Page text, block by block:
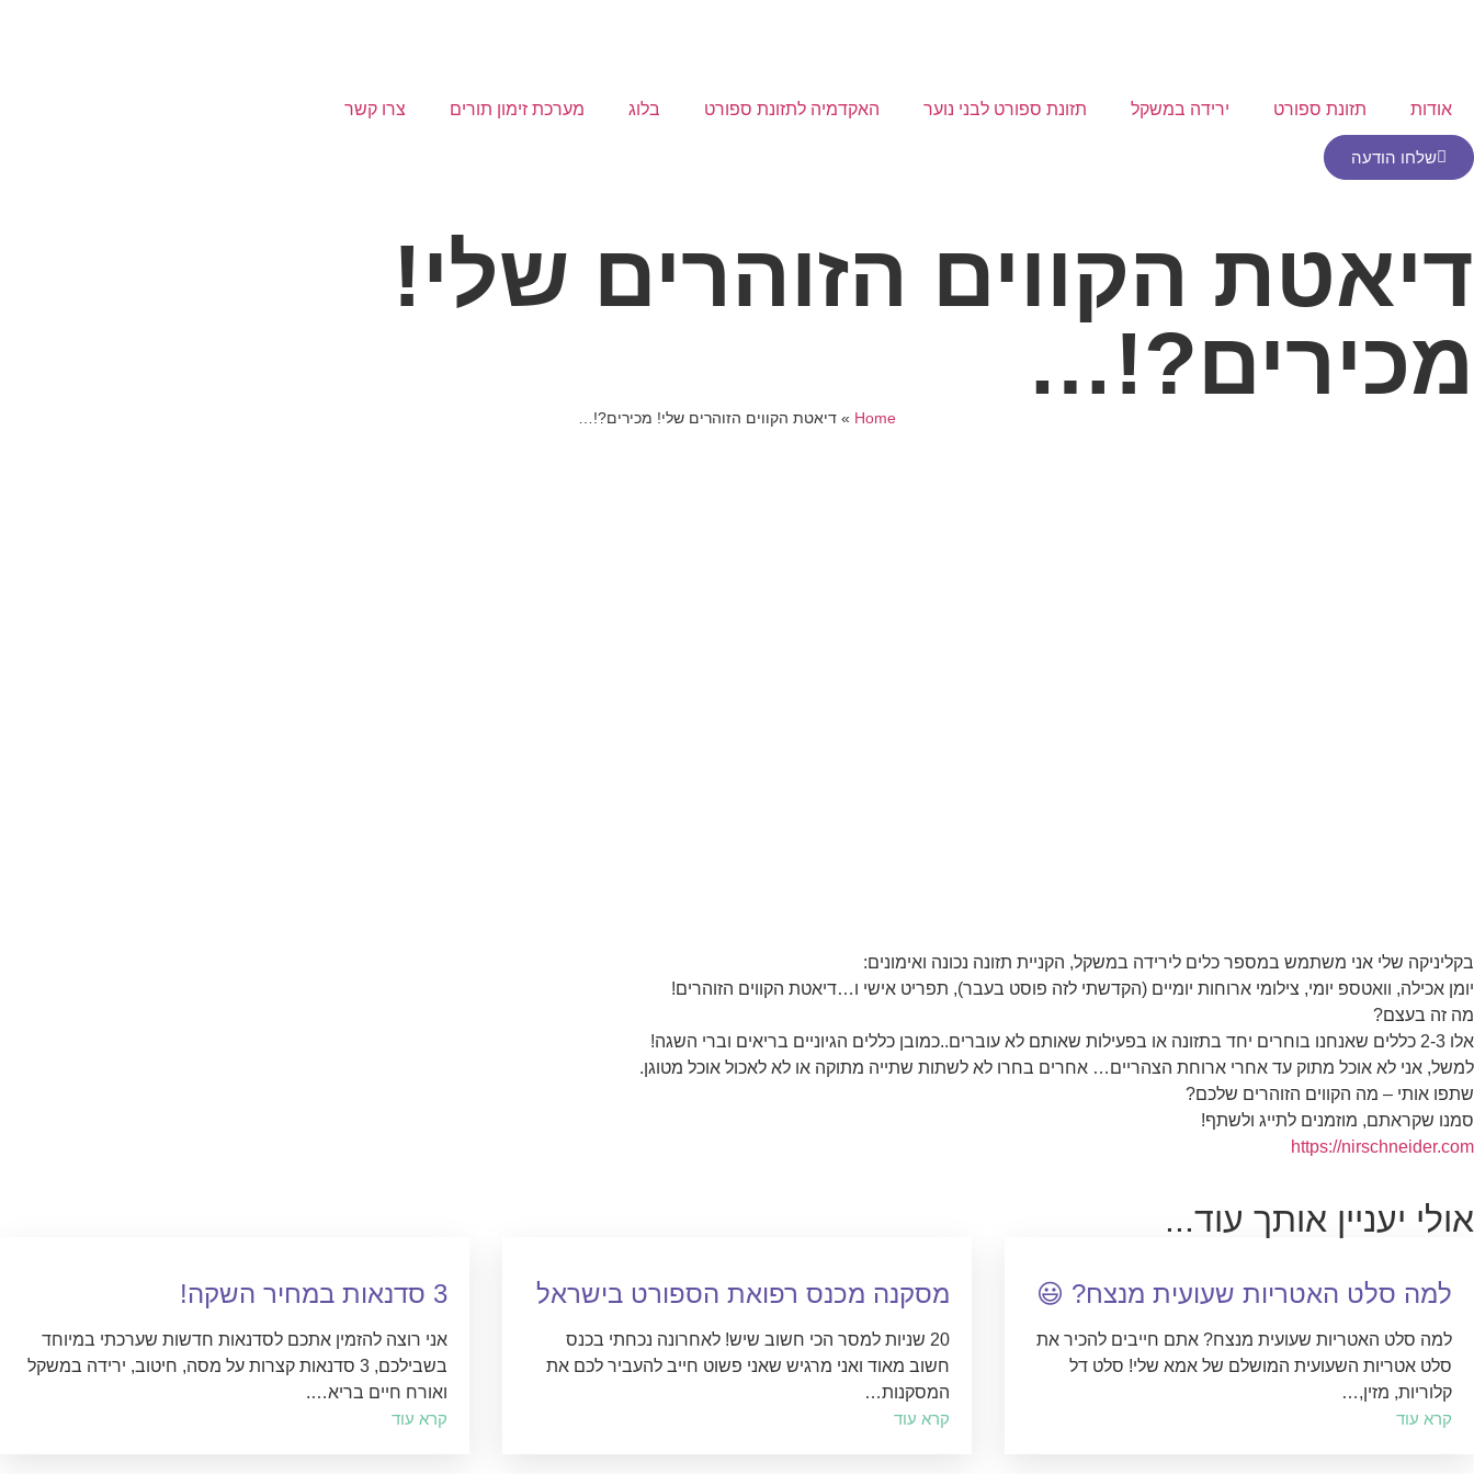
אודות תזונת ספורט ירידה במשקל תזונת ספורט לבני נוער האקדמיה לתזונת ספורט בלוג מערכת זימון תורים צרו קשר
שלחו הודעה
דיאטת הקווים הזוהרים שלי!
מכירים?!…
Home
» דיאטת הקווים הזוהרים שלי! מכירים?!…
בקליניקה שלי אני משתמש במספר כלים לירידה במשקל, הקניית תזונה נכונה ואימונים:
יומן אכילה, וואטספ יומי, צילומי ארוחות יומיים (הקדשתי לזה פוסט בעבר), תפריט אישי ו…דיאטת הקווים הזוהרים!
מה זה בעצם?
אלו 2-3 כללים שאנחנו בוחרים יחד בתזונה או בפעילות שאותם לא עוברים..כמובן כללים הגיוניים בריאים וברי השגה!
למשל, אני לא אוכל מתוק עד אחרי ארוחת הצהריים… אחרים בחרו לא לשתות שתייה מתוקה או לא לאכול אוכל מטוגן.
שתפו אותי – מה הקווים הזוהרים שלכם?
סמנו שקראתם, מוזמנים לתייג ולשתף!
https://nirschneider.com
אולי יעניין אותך עוד...
למה סלט האטריות שעועית מנצח? 😃
למה סלט האטריות שעועית מנצח? אתם חייבים להכיר את
סלט אטריות השעועית המושלם של אמא שלי! סלט דל
קלוריות, מזין,…
קרא עוד
מסקנה מכנס רפואת הספורט בישראל
20 שניות למסר הכי חשוב שיש! לאחרונה נכחתי בכנס
חשוב מאוד ואני מרגיש שאני פשוט חייב להעביר לכם את
המסקנות…
קרא עוד
3 סדנאות במחיר השקה!
אני רוצה להזמין אתכם לסדנאות חדשות שערכתי במיוחד
בשבילכם, 3 סדנאות קצרות על מסה, חיטוב, ירידה במשקל
ואורח חיים בריא….
קרא עוד